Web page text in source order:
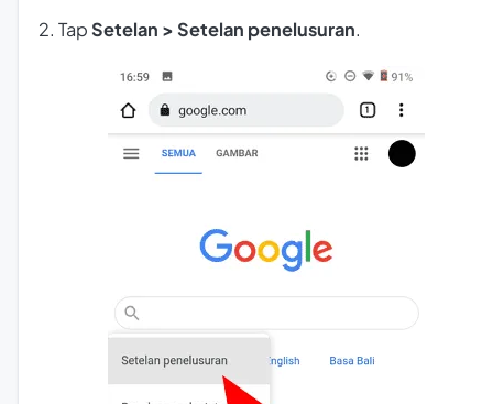
2. Tap Setelan > Setelan penelusuran.